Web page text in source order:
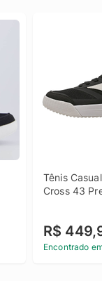
Tênis
Cross 43
R$
Encontrado